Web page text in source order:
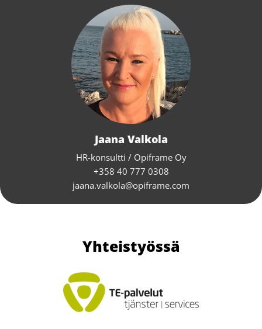
Jaana Valkola
HR-konsultti / Opiframe Oy
+358 40 777 0308
jaana.valkola@opiframe.com
Yhteistyössä